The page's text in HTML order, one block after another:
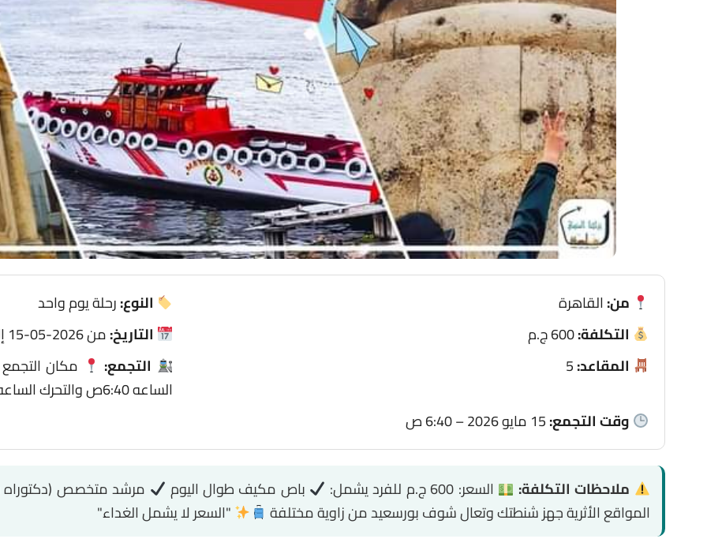
من:القاهرة النوع:رحلة يوم واحد
التكلفة:600 ج.م التاريخ:من 2026-05-15 إلى 2026-05-15
المقاعد:
التجمع:
مكان
الساعه 6:40ص والتحرك الساعه 7:00 ص
وقت التجمع:
ملاحظات التكلفة: السعر: 600 ج.م للفرد يشمل: باص مكيف طوال اليوم مرشد متخصص (دكتوراه
المواقع الأثرية جهز شنطتك وتعال شوف بورسعيد من زاوية مختلفة
"السعر لا يشمل الغداء"